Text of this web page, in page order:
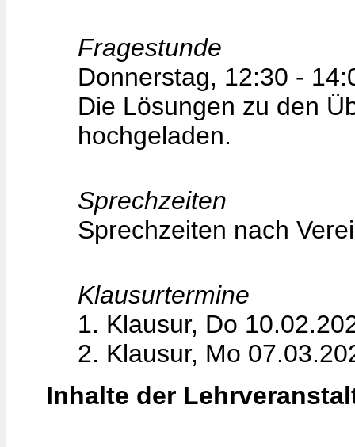
Fragestunde
Donnerstag, 12:30 -
Die Lösungen zu den
hochgeladen.
Sprechzeiten
Sprechzeiten nach
Klausurtermine
1. Klausur, Do
2. Klausur, Mo
Inhalte der